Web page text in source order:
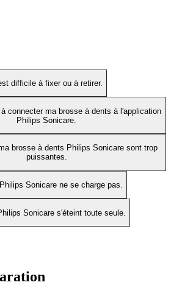
difficile à fixer ou à retirer.
connecter ma brosse à dents à l'application
Philips Sonicare.
brosse à dents Philips Sonicare sont trop
puissantes.
Sonicare ne se charge pas.
Sonicare s'éteint toute seule.